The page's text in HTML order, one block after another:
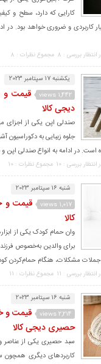
کارایی که دارد، سطح و
کاربردی و ضروری خواهد بود. در
انتظار بررسی : 8 مجموع نظرات : 8
یکشنبه 17 سپتامبر 2023
1,442 views
قیمت و
دیجی کالا
صندلی اپن یکی از اجزای
جلوه زیبایی به دکوراسیون
است. در ادامه به انواع صندلی
انتظار بررسی : 10 مجموع نظرات : 10
شنبه 16 سپتامبر 2023
1,017 views
قیمت و
کالا
وان حمام کودک یکی از
برای والدین به‌خصوص
از جملات مشکلات، هنگام
انتظار بررسی : 11 مجموع نظرات : 11
شنبه 16 سپتامبر 2023
2,214 views
قیمت و
حصیری دیجی کالا
سبد حصیری یکی از عناصر و
کاربردهای دیگری همچون